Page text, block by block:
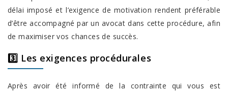
délai imposé et l’exigence de motivation rendent préférable
d’être accompagné par un avocat dans cette procédure, afin
de maximiser vos chances de succès.
3️⃣ Les exigences procédurales
Après avoir été informé de la contrainte qui vous est